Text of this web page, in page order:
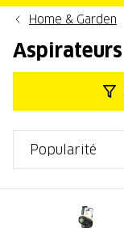
Home & Garden
Aspirateurs